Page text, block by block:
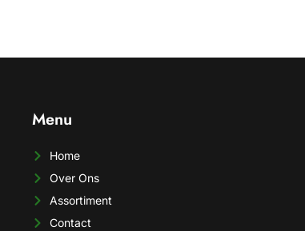
Menu
Home
Over Ons
Assortiment
Contact